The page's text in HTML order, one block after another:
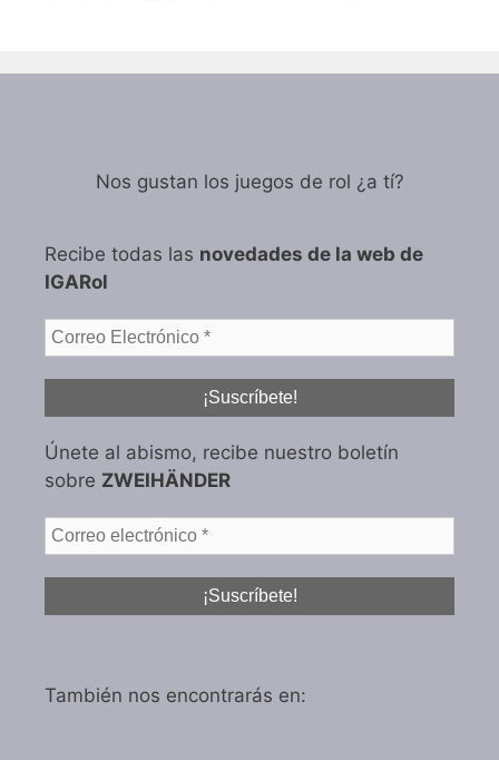
Nos gustan los juegos de rol ¿a tí?
Recibe todas las novedades de la web de
IGARol
Únete al abismo, recibe nuestro boletín
sobre ZWEIHÄNDER
También nos encontrarás en: